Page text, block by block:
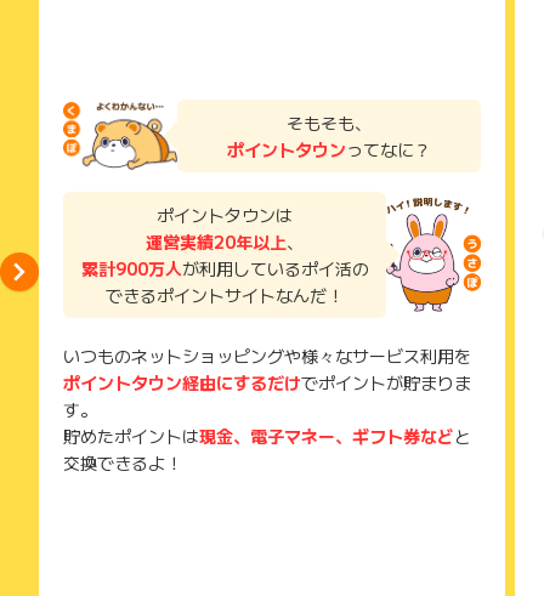
（過去サイトに登録したことがある場合は獲得対象外）
・公共WiFiをご利用し獲得条件に到達した場合
・他端末での同一IPからの獲得条件到達は獲得対象外となりま
※1端末目のみ有効になります
・不備･不正･虚偽･いたずら･未入金･キャンセル
・本キャンペーンページ以外からのお申し込み
・日本国内以外からのアクセスまたは日本国以外のIPを利用し
たアクセスは獲得対象外
・広告主に正常な申込でないと判断された場合
した場合は獲得対象外
・アドブロック（広告ブロック）を使用されている場合
※ポイントに関するお問い合わせは、 ポイントタウンのサポート
までお問い合わせください。ポイントについて、広告主に直接
お問い合わせをした場合、ポイント獲得対象外となる場合がご
お申し込みやお買い物後、利用したサイトから送られる購入完
了などのメールは、ポイント獲得するまで必ず保管してくださ
獲得待ち・獲得失敗の状態でお問い合わせされる際に、該当の
メールを送っていただく場合がございます。
そのため、紛失・破棄された場合は対応いたしかねますので、
ご注意ください。
(※) SafariやChromeなどwebサイトを表示するアプリのこと
得できませんので、ご注意くださいませ。
そもそも、
ポイントタウンってなに？
ポイントタウンは
運営実績20年以上、
累計900万人が利用しているポイ活の
できるポイントサイトなんだ！
いつものネットショッピングや様々なサービス利用を
ポイントタウン経由にするだけでポイントが貯まりま
す。
貯めたポイントは現金、電子マネー、ギフト券などと
交換できるよ！